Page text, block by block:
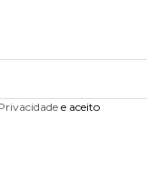
e aceito